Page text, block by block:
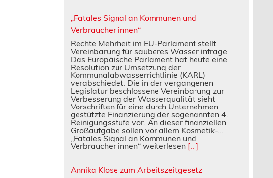
„Fatales Signal an Kommunen und
Verbraucher:innen“
Rechte Mehrheit im EU-Parlament stellt
Vereinbarung für sauberes Wasser infrage
Das Europäische Parlament hat heute eine
Resolution zur Umsetzung der
Kommunalabwasserrichtlinie (KARL)
verabschiedet. Die in der vergangenen
Legislatur beschlossene Vereinbarung zur
Verbesserung der Wasserqualität sieht
Vorschriften für eine durch Unternehmen
gestützte Finanzierung der sogenannten 4.
Reinigungsstufe vor. An dieser finanziellen
Großaufgabe sollen vor allem Kosmetik-…
„Fatales Signal an Kommunen und
Verbraucher:innen“ weiterlesen [...]
Annika Klose zum Arbeitszeitgesetz